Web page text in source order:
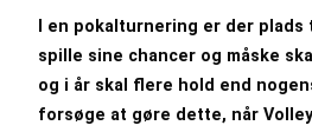
I en pokalturnering er der
spille sine chancer og måske
og i år skal flere hold end
forsøge at gøre dette, når